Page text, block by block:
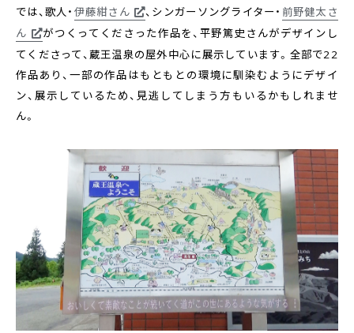
では、歌人・ 伊藤紺さん 、シンガーソングライター・ 前野健太さ
ん
がつくってくださった作品を、平野篤史さんがデザインし
てくださって、蔵王温泉の屋外中心に展示しています。全部で22
作品あり、一部の作品はもともとの環境に馴染むようにデザイ
ン、展示しているため、見逃してしまう方もいるかもしれませ
ん。